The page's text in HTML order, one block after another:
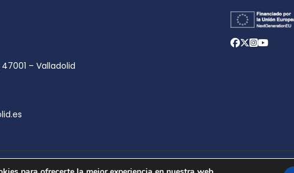
– Valladolid